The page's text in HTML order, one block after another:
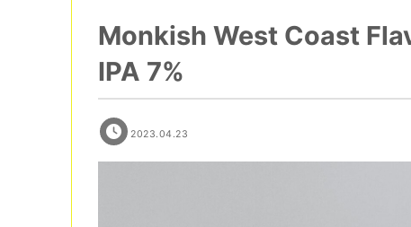
Monkish West Coast
IPA 7%
2023.04.23